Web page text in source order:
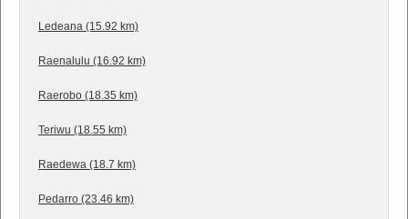
Ledeana (15.92 km)
Raenalulu (16.92 km)
Raerobo (18.35 km)
Teriwu (18.55 km)
Raedewa (18.7 km)
Pedarro (23.46 km)